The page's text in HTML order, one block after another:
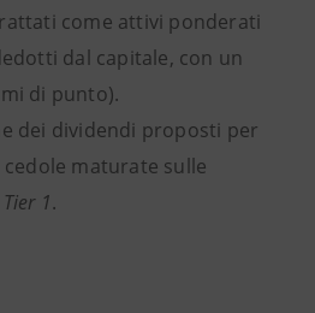
come attivi ponderati
dal capitale, con un
di punto).
dei dividendi proposti per
cedole maturate sulle
1.